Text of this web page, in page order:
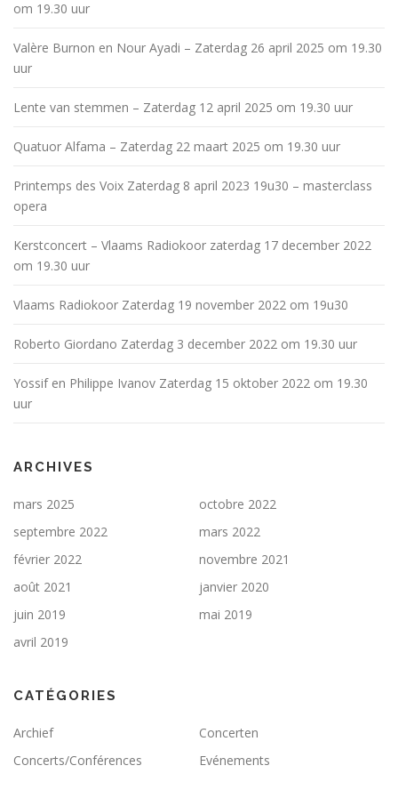
om 19.30 uur
Valère Burnon en Nour Ayadi – Zaterdag 26 april 2025 om 19.30
uur
Lente van stemmen – Zaterdag 12 april 2025 om 19.30 uur
Quatuor Alfama – Zaterdag 22 maart 2025 om 19.30 uur
Printemps des Voix Zaterdag 8 april 2023 19u30 – masterclass
opera
Kerstconcert – Vlaams Radiokoor zaterdag 17 december 2022
om 19.30 uur
Vlaams Radiokoor Zaterdag 19 november 2022 om 19u30
Roberto Giordano Zaterdag 3 december 2022 om 19.30 uur
Yossif en Philippe Ivanov Zaterdag 15 oktober 2022 om 19.30
uur
ARCHIVES
mars 2025
octobre 2022
septembre 2022
mars 2022
février 2022
novembre 2021
août 2021
janvier 2020
juin 2019
mai 2019
avril 2019
CATÉGORIES
Archief
Concerten
Concerts/Conférences
Evénements